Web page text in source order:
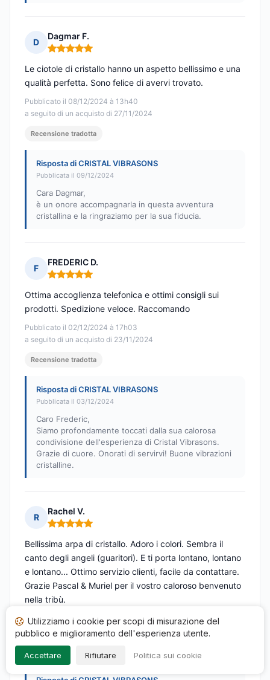
D
Dagmar F.
Nota: 5 su 5
Pubblicato il 08/12/2024 à 13h40
a seguito di un acquisto di 27/11/2024
Le ciotole di cristallo hanno un aspetto bellissimo e una
qualità perfetta. Sono felice di avervi trovato.
Recensione tradotta
Risposta di CRISTAL VIBRASONS
Pubblicata il 09/12/2024
Cara Dagmar,
è un onore accompagnarla in questa avventura
cristallina e la ringraziamo per la sua fiducia.
F
FREDERIC D.
Nota: 5 su 5
Pubblicato il 02/12/2024 à 17h03
a seguito di un acquisto di 23/11/2024
Ottima accoglienza telefonica e ottimi consigli sui
prodotti. Spedizione veloce. Raccomando
Recensione tradotta
Risposta di CRISTAL VIBRASONS
Pubblicata il 03/12/2024
Caro Frederic,
Siamo profondamente toccati dalla sua calorosa
condivisione dell'esperienza di Cristal Vibrasons.
Grazie di cuore. Onorati di servirvi! Buone vibrazioni
cristalline.
R
Rachel V.
Nota: 5 su 5
Pubblicato il 02/12/2024 à 12h22
a seguito di un acquisto di 25/11/2024
Bellissima arpa di cristallo. Adoro i colori. Sembra il
canto degli angeli (guaritori). E ti porta lontano, lontano
e lontano... Ottimo servizio clienti, facile da contattare.
Grazie Pascal & Muriel per il vostro caloroso benvenuto
nella tribù.
Utilizziamo i cookie per scopi di misurazione del
pubblico e miglioramento dell'esperienza utente.
Accettare Rifiutare Politica sui cookie